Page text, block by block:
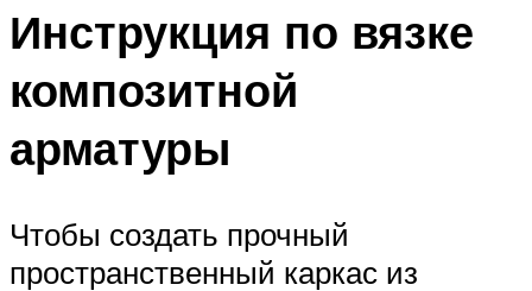
Инструкция по вязке
композитной
арматуры
Чтобы создать прочный
пространственный каркас из